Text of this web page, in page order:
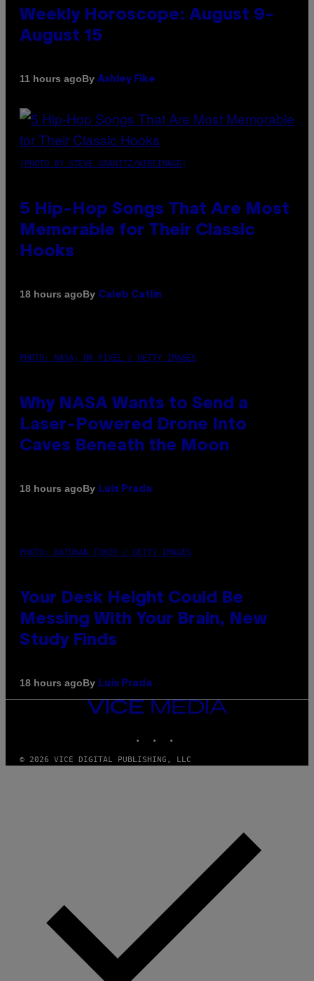
Weekly Horoscope: August 9-
August 15
11 hours agoBy Ashley Fike
(PHOTO BY STEVE GRANITZ/WIREIMAGE)
5 Hip-Hop Songs That Are Most
Memorable for Their Classic
Hooks
18 hours agoBy Caleb Catlin
PHOTO: NASA; DR PIXEL / GETTY IMAGES
Why NASA Wants to Send a
Laser-Powered Drone Into
Caves Beneath the Moon
18 hours agoBy Luis Prada
PHOTO: BATUHAN TOKER / GETTY IMAGES
Your Desk Height Could Be
Messing With Your Brain, New
Study Finds
18 hours agoBy Luis Prada
VICE
MEDIA
© 2026 VICE DIGITAL PUBLISHING, LLC